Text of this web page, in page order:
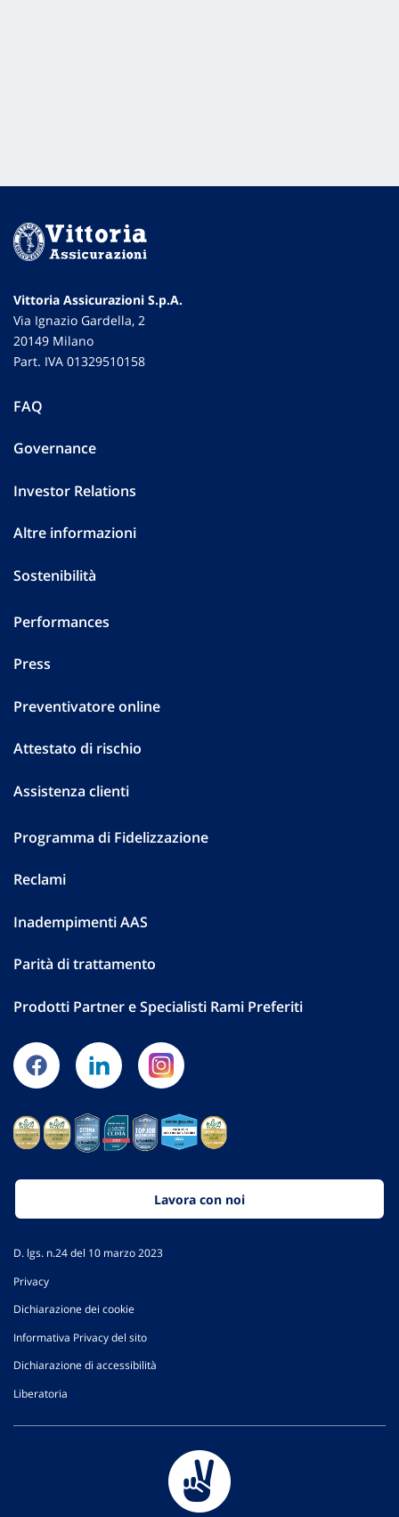
Vittoria Assicurazioni S.p.A.
Via Ignazio Gardella, 2
20149 Milano
Part. IVA 01329510158
FAQ
Governance
Investor Relations
Altre informazioni
Sostenibilità
Performances
Press
Preventivatore online
Attestato di rischio
Assistenza clienti
Programma di Fidelizzazione
Reclami
Inadempimenti AAS
Parità di trattamento
Prodotti Partner e Specialisti Rami Preferiti
Lavora con noi
D. lgs. n.24 del 10 marzo 2023
Privacy
Dichiarazione dei cookie
Informativa Privacy del sito
Dichiarazione di accessibilità
Liberatoria